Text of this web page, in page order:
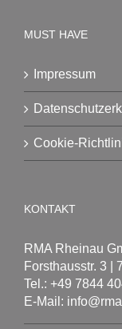
MUST HAVE
Impressum
Cookie-
KONTAKT
RMA Rheinau
Forsthausstr. 3 |
Tel.: +49 7844
E-Mail: